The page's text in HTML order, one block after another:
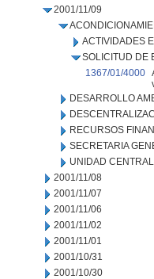
2001/11/09
ACTIVIDADES
SOLICITUD DE
1367/01/4000
DESARROLLO
RECURSOS
SECRETARIA
UNIDAD
2001/11/08
2001/11/07
2001/11/06
2001/11/02
2001/11/01
2001/10/31
2001/10/30